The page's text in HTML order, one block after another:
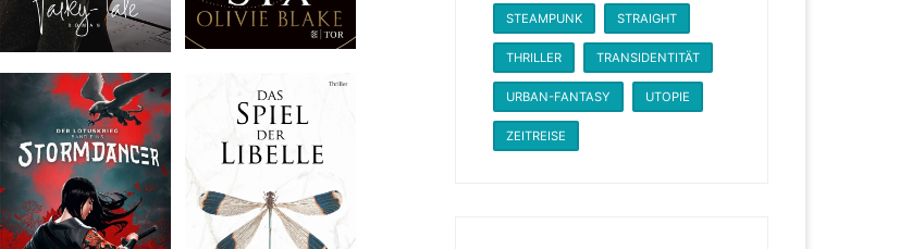
STEAMPUNK STRAIGHT
THRILLER TRANSIDENTITÄT
URBAN-FANTASY UTOPIE
ZEITREISE